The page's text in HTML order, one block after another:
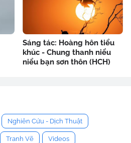
Sáng tác: Hoàng hôn tiểu
khúc - Chung thanh niểu
niểu bạn sơn thôn (HCH)
Nghiên Cứu - Dịch Thuật
Tranh Vẽ Videos